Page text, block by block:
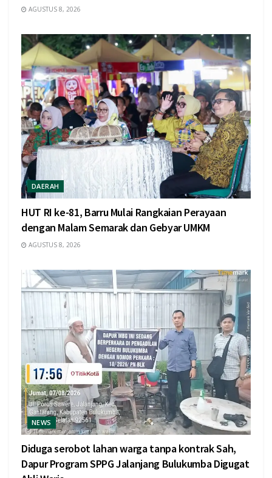
AGUSTUS 8, 2026
DAERAH
HUT RI ke-81, Barru Mulai Rangkaian Perayaan
dengan Malam Semarak dan Gebyar UMKM
AGUSTUS 8, 2026
NEWS
Diduga serobot lahan warga tanpa kontrak Sah,
Dapur Program SPPG Jalanjang Bulukumba Digugat